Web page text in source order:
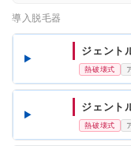
導入脱毛器
ジェント
熱破壊式
ジェント
熱破壊式